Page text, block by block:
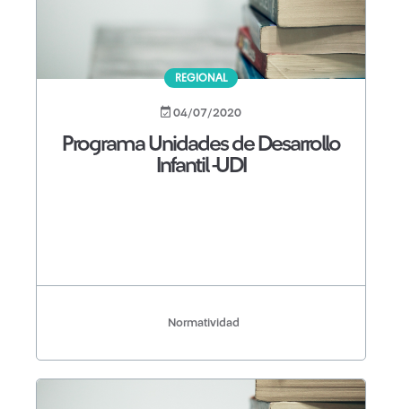
REGIONAL
04/07/2020
Programa Unidades de Desarrollo
Infantil -UDI
Normatividad